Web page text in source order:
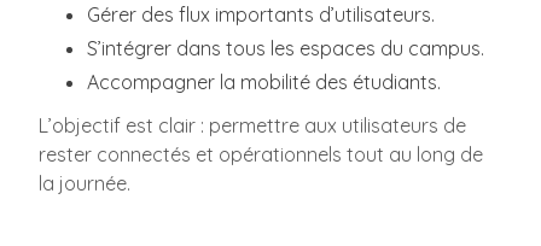
Gérer des flux importants d’utilisateurs.
S’intégrer dans tous les espaces du campus.
Accompagner la mobilité des étudiants.
L’objectif est clair : permettre aux utilisateurs de
rester connectés et opérationnels tout au long de
la journée.